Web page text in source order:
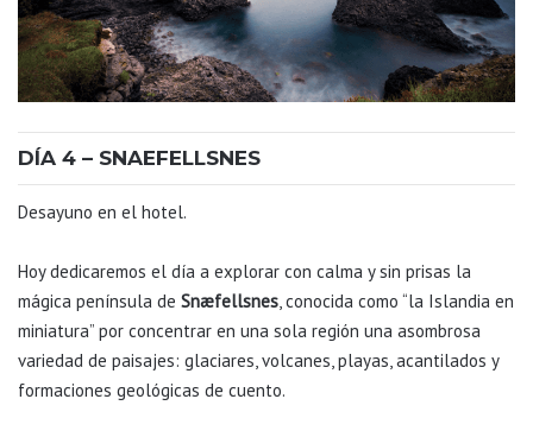
DÍA 4 – SNAEFELLSNES
Desayuno en el hotel.
Hoy dedicaremos el día a explorar con calma y sin prisas la
mágica península de Snæfellsnes, conocida como “la Islandia en
miniatura” por concentrar en una sola región una asombrosa
variedad de paisajes: glaciares, volcanes, playas, acantilados y
formaciones geológicas de cuento.